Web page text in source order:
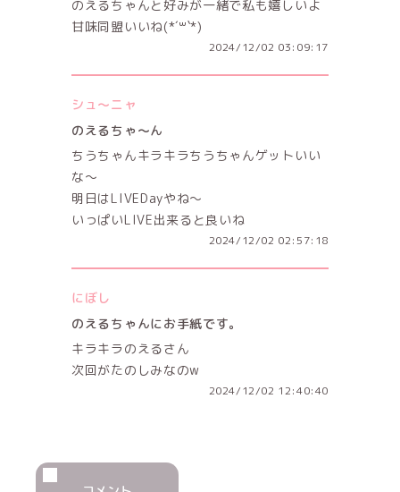
のえるちゃんと好みが一緒で私も嬉しいよ
甘味同盟いいね(*´꒳`*)
2024/12/02 03:09:17
シュ〜ニャ
のえるちゃ～ん
ちうちゃんキラキラちうちゃんゲットいい
な〜
明日はLIVEDayやね〜
いっぱいLIVE出来ると良いね
2024/12/02 02:57:18
にぼし
のえるちゃんにお手紙です。
キラキラのえるさん
次回がたのしみなのw
2024/12/02 12:40:40